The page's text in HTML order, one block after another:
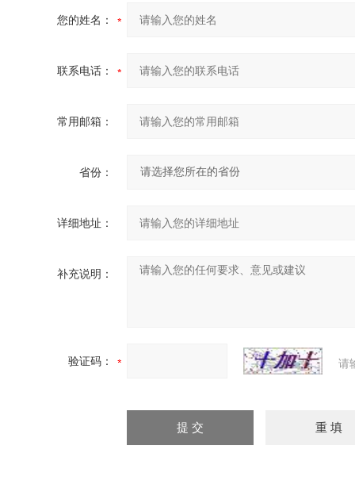
您的姓名：
联系电话：
常用邮箱：
省份：
详细地址：
补充说明：
验证码： 请